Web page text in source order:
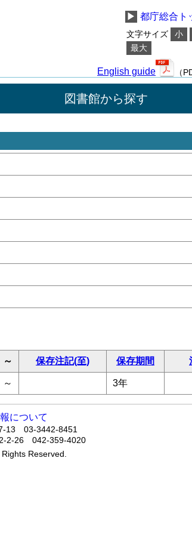
▶ 都庁総合ト
文字サイズ 小
最大
English guide （
図書館から探す
～ 保存注記(至) 保存期間
～ 3年
について
13 03-3442-8451
2-26 042-359-4020
Reserved.